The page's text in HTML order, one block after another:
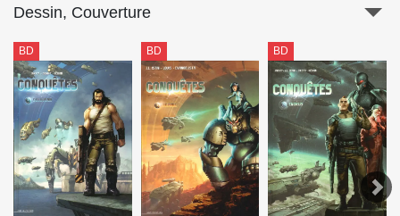
Dessin, Couverture
BD BD BD